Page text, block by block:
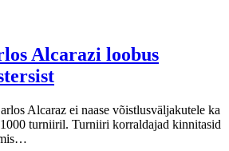
Alcarazi loobus
Alcaraz ei naase võistlusväljakutele ka
turniiril. Turniiri korraldajad kinnitasid